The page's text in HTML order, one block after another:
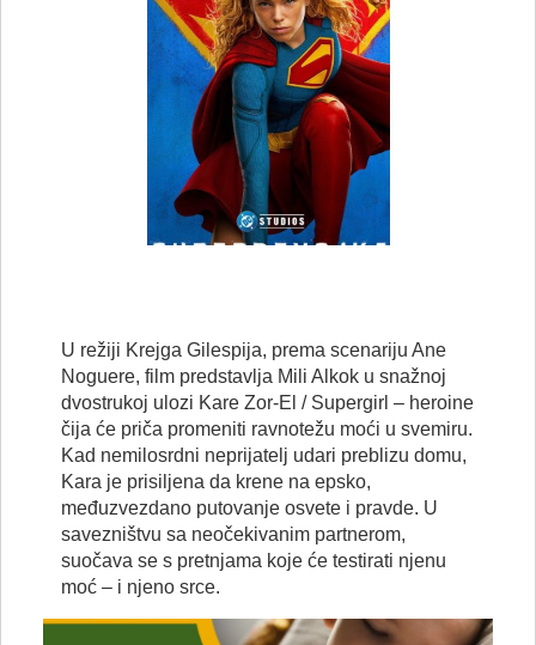
U režiji Krejga Gilespija, prema scenariju Ane
Noguere, film predstavlja Mili Alkok u snažnoj
dvostrukoj ulozi Kare Zor-El / Supergirl – heroine
čija će priča promeniti ravnotežu moći u svemiru.
Kad nemilosrdni neprijatelj udari preblizu domu,
Kara je prisiljena da krene na epsko,
međuzvezdano putovanje osvete i pravde. U
savezništvu sa neočekivanim partnerom,
suočava se s pretnjama koje će testirati njenu
moć – i njeno srce.